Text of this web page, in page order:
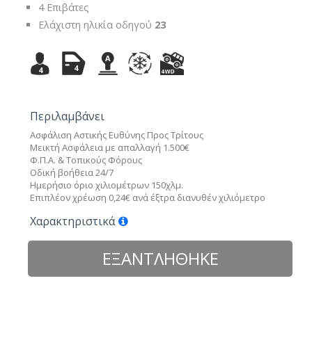
4 Επιβάτες
Ελάχιστη ηλικία οδηγού 23
4 4
A
Περιλαμβάνει
Ασφάλιση Αστικής Ευθύνης Προς Τρίτους
Μεικτή Ασφάλεια με απαλλαγή 1.500€
Φ.Π.Α. & Τοπικούς Φόρους
Οδική βοήθεια 24/7
Ημερήσιο όριο χιλιομέτρων 150χλμ.
Επιπλέον χρέωση 0,24€ ανά έξτρα διανυθέν χιλιόμετρο
Χαρακτηριστικά
ΕΞΑΝΤΛΗΘΗΚΕ